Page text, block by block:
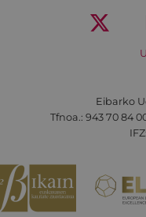
Eibarko
Tfnoa.: 943 70 84